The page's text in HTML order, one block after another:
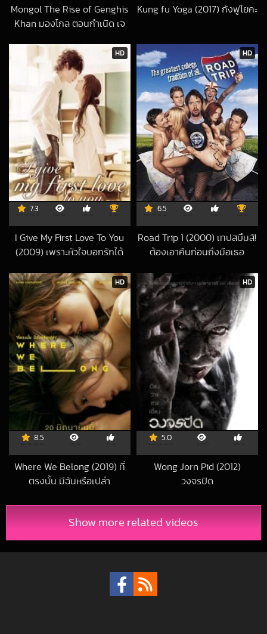
Mongol The Rise of Genghis
Khan มองโกล ตอนกำเนิด เจ
2017-06-25 UTC
Kung fu Yoga (2017) กังฟูโยคะ
HD
7.3
I Give My First Love To You
(2009) เพราะหัวใจบอกรักได้
2017-06-20 UTC
HD
6.5
Road Trip 1 (2000) เทปสบึมส์!
ต้องเอาคืนก่อนถึงมือเธอ
HD
8.5
Where We Belong (2019) ที่
ตรงนั้น มีฉันหรือเปล่า
HD
5.0
Wong Jorn Pid (2012)
วงจรปิด
Show more related videos